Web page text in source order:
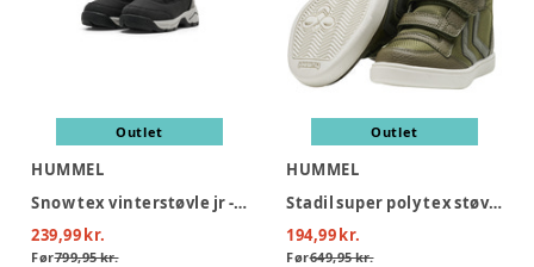
Outlet
HUMMEL
Snow tex vinterstøvle jr - BLACK
239,99 kr.
Før799,95 kr.
Outlet
HUMMEL
Stadil super poly tex støvle jr - DARK OLIVE
194,99 kr.
Før649,95 kr.